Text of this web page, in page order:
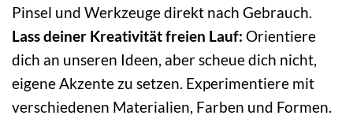
Pinsel und Werkzeuge direkt nach Gebrauch.
Lass deiner Kreativität freien Lauf: Orientiere
dich an unseren Ideen, aber scheue dich nicht,
eigene Akzente zu setzen. Experimentiere mit
verschiedenen Materialien, Farben und Formen.